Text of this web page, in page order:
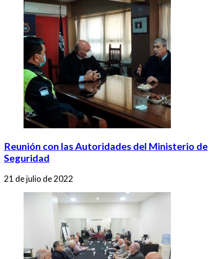
Reunión con las Autoridades del Ministerio de
Seguridad
21 de julio de 2022